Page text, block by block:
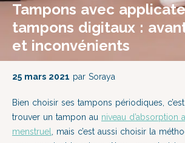
Tampons avec
tampons digitaux :
et inconvénients
25 mars 2021 par Soraya
Bien choisir ses tampons périodiques,
trouver un tampon au niveau d’absorption
menstruel
, mais c’est aussi choisir la